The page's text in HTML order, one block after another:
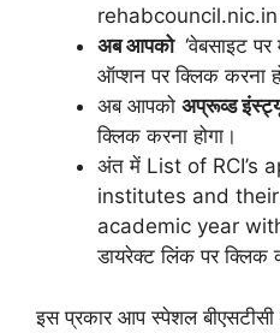
rehabcouncil.nic.in ”
अब आपको ‘वेबसाइट
ऑप्शन पर क्लिक करना
अब आपको अप्रूव्ड
क्लिक करना होगा।
अंत में List of RCI’s
institutes and
academic year
डायरेक्ट लिंक पर क्लिक
इस प्रकार आप स्पेशल